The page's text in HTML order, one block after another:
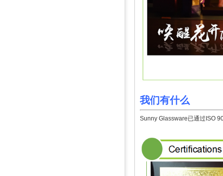
我们有什么
Sunny Glassware已通过ISO